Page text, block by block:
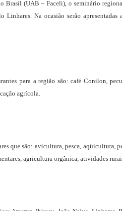
Brasil (UAB – Faceli), o seminário
Na ocasião serão apresentadas
para a região são: café Conilon,
agrícola.
que são: avicultura, pesca, aqüicultura,
agricultura orgânica, atividades